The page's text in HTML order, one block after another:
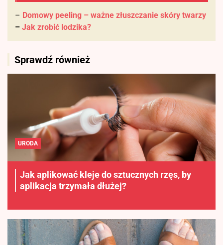
– Domowy peeling – ważne złuszczanie skóry twarzy
– Jak zrobić lodzika?
Sprawdź również
URODA
Jak aplikować kleje do sztucznych rzęs, by
aplikacja trzymała dłużej?